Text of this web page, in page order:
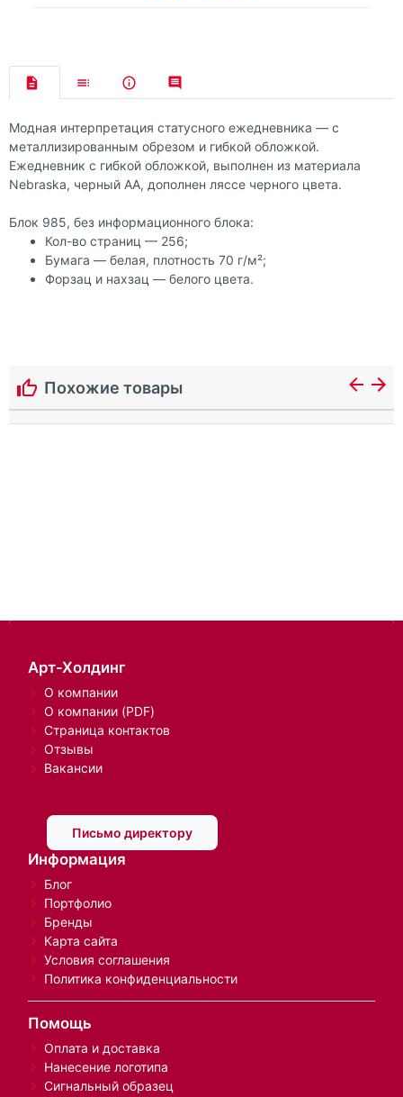
Модная интерпретация статусного ежедневника — с
металлизированным обрезом и гибкой обложкой.
Ежедневник с гибкой обложкой, выполнен из материала
Nebraska, черный АА, дополнен ляссе черного цвета.
Блок 985, без информационного блока:
Кол-во страниц — 256;
Бумага — белая, плотность 70 г/м²;
Форзац и нахзац — белого цвета.
Похожие товары
Арт-Холдинг
О компании
О компании (PDF)
Страница контактов
Отзывы
Вакансии
Письмо директору
Информация
Блог
Портфолио
Бренды
Карта сайта
Условия соглашения
Политика конфиденциальности
Помощь
Оплата и доставка
Нанесение логотипа
Сигнальный образец